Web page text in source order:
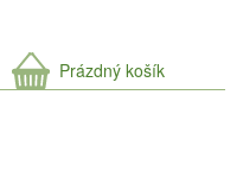
Prázdný košík